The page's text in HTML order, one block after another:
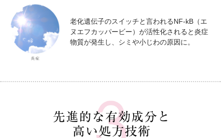
老化遺伝子のスイッチと言われるNF-kB（エ
ヌエフカッパービー）が活性化されると炎症
物質が発生し、シミや小じわの原因に。